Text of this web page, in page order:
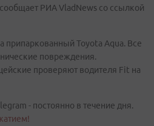
РИА VladNews со ссылкой
припаркованный Toyota Aqua. Все
повреждения.
проверяют водителя Fit на
- постоянно в течение дня.